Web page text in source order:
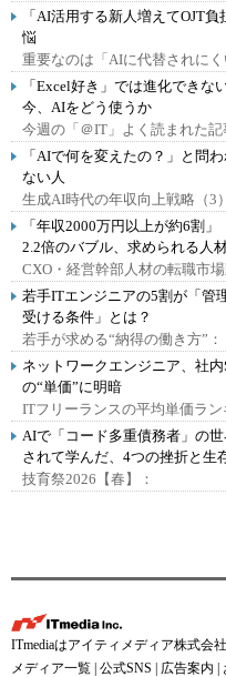
「AI活用する新人増えてOJT
悩
重要なのは「AIに代替されにく
「Excel好き」では進化できな
今、AIをどう使うか
今週の「＠IT」よく読まれた記
「AIで何を変えたの？」と問
ない人
生成AI時代の年収向上戦略（3
「年収2000万円以上が約6割
2.2倍のバブル、求められる人
CXO・経営幹部人材の転職市場
若手ITエンジニアの5割が「
受ける条件」とは？
若手が求める“納得の働き方”：
ネットワークエンジニア、社
の“単価”に明暗
ITフリーランスの平均単価ラン
AIで「コード多重債務者」の
されて学んだ、4つの挫折と生
技育祭2026【春】：
ITmediaはアイティメディア株式会
メディア一覧 公式SNS 広告案内